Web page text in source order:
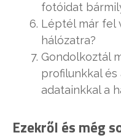
fotóidat
Léptél már fel
hálózatra?
Gondolkoztál
profilunkkal
adatainkkal a
Ezekről és még